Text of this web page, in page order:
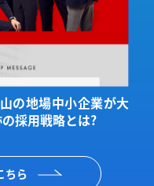
の地場中小企業が大
採用戦略とは?
ちら